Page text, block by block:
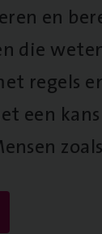
en
die
regels
een